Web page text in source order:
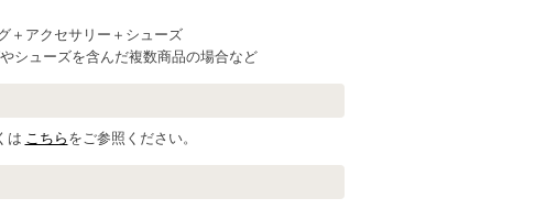
アクセサリー＋シューズ
ューズを含んだ複数商品の場合など
は こちらをご参照ください。